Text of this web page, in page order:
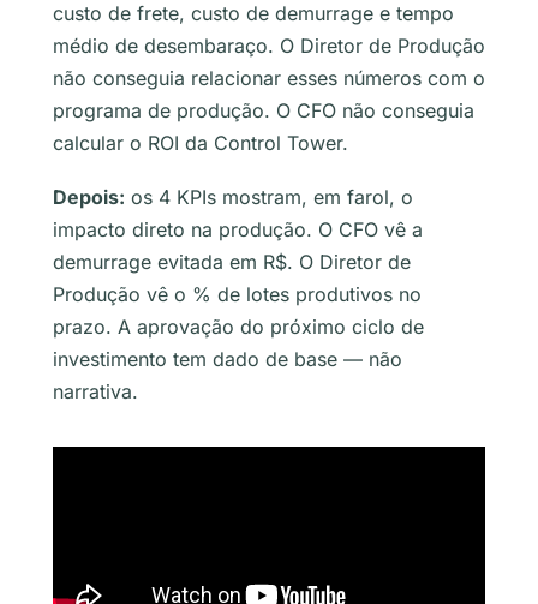
custo de frete, custo de demurrage e tempo
médio de desembaraço. O Diretor de Produção
não conseguia relacionar esses números com o
programa de produção. O CFO não conseguia
calcular o ROI da Control Tower.
Depois: os 4 KPIs mostram, em farol, o
impacto direto na produção. O CFO vê a
demurrage evitada em R$. O Diretor de
Produção vê o % de lotes produtivos no
prazo. A aprovação do próximo ciclo de
investimento tem dado de base — não
narrativa.